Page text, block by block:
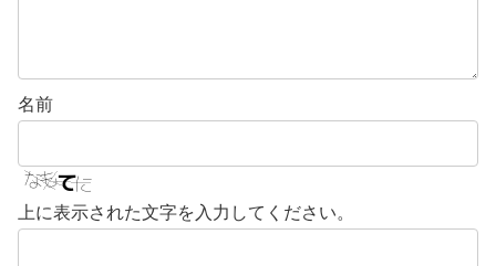
名前
上に表示された文字を入力してください。